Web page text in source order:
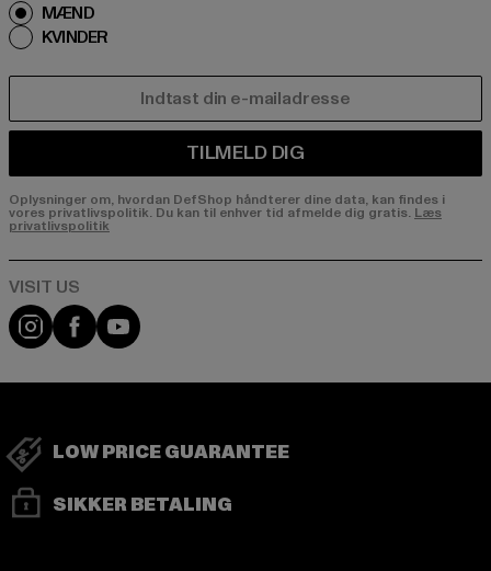
MÆND
KVINDER
TILMELD DIG
Oplysninger om, hvordan DefShop håndterer dine data, kan findes i
vores privatlivspolitik. Du kan til enhver tid afmelde dig gratis. Læs
privatlivspolitik
Visit our Instagram page:
Visit our Facebook page:
Visit our YouTube channel:
LOW PRICE GUARANTEE
SIKKER BETALING